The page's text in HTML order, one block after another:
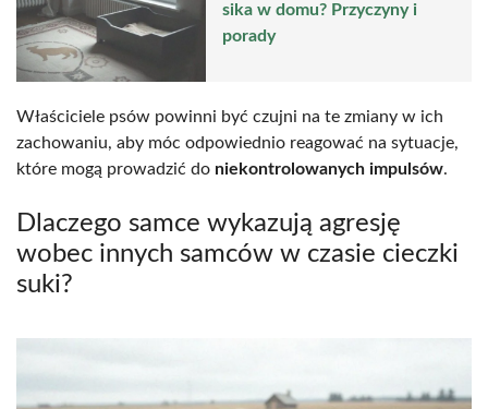
sika w domu? Przyczyny i
porady
Właściciele psów powinni być czujni na te zmiany w ich
zachowaniu, aby móc odpowiednio reagować na sytuacje,
które mogą prowadzić do niekontrolowanych impulsów.
Dlaczego samce wykazują agresję
wobec innych samców w czasie cieczki
suki?